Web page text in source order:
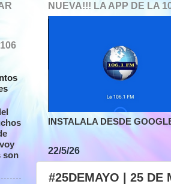
NUEVA!!! LA APP DE LA
INSTALALA DESDE
22/5/26
#25DEMAYO | 25 DE
son